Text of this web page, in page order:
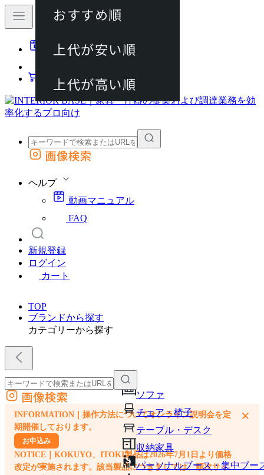
動画マニュアル
カート
外部サイトの商品をカートに追加
画像検索
ヘルプ
動画マニュアル
FAQ
新規登録
ログイン
カート
TOP
ブランドから探す
カテゴリーから探す
ソファ
チェア・椅子
テーブル・デスク
収納家具
パーソナルブース・集中ブー
外部サイトの商品をカートに追加
他のサイトで見つけた商品ページのURLを貼り付けて、カートに追加できます
画像検索
INFORMATION｜操作方法についてオンライン説明会を定
期開催しております。
お申込み
NOTICE｜KOKUYO、ITOKI製品は2026年7月1日より価格
改定が実施されます。該当製品につきましては、順次サイ
×
おすすめ順
上代が安い順
上代が高い順